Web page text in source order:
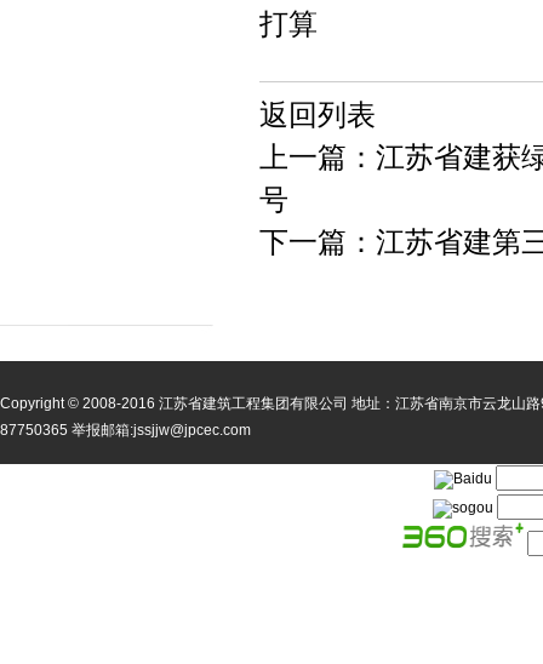
打算
返回列表
上一篇：江苏省建获
号
下一篇：江苏省建第
Copyright © 2008-2016 江苏省建筑工程集团有限公司 地址：江苏省南京市云龙山
87750365 举报邮箱:jssjjw@jpcec.com